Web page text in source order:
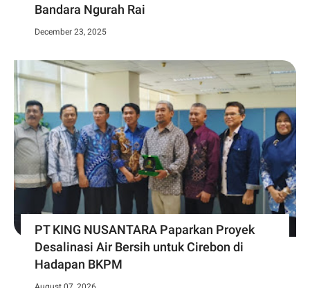
Bandara Ngurah Rai
December 23, 2025
PT KING NUSANTARA Paparkan Proyek
Desalinasi Air Bersih untuk Cirebon di
Hadapan BKPM